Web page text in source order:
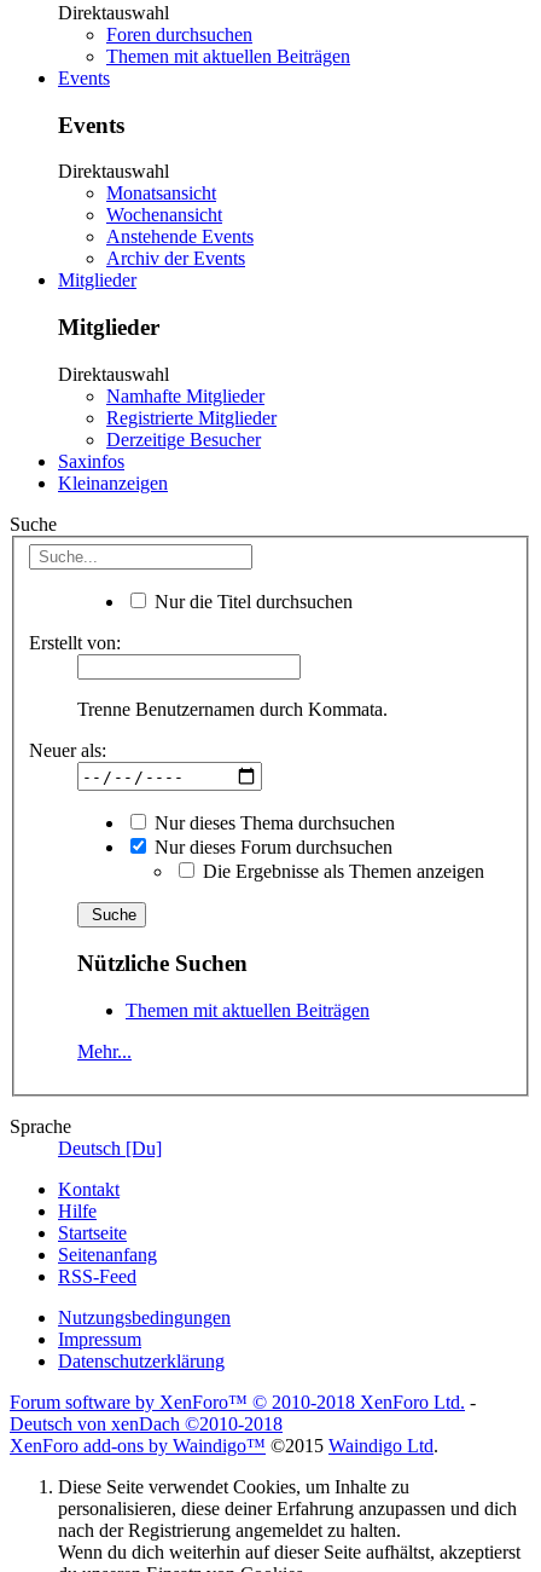
Direktauswahl
Foren durchsuchen
Themen mit aktuellen Beiträgen
Events
Events
Direktauswahl
Monatsansicht
Wochenansicht
Anstehende Events
Archiv der Events
Mitglieder
Mitglieder
Direktauswahl
Namhafte Mitglieder
Registrierte Mitglieder
Derzeitige Besucher
Saxinfos
Kleinanzeigen
Suche
Nur die Titel durchsuchen
Erstellt von:
Trenne Benutzernamen durch Kommata.
Neuer als:
Nur dieses Thema durchsuchen
Nur dieses Forum durchsuchen
Die Ergebnisse als Themen anzeigen
Nützliche Suchen
Themen mit aktuellen Beiträgen
Mehr...
Sprache
Deutsch [Du]
Kontakt
Hilfe
Startseite
Seitenanfang
RSS-Feed
Nutzungsbedingungen
Impressum
Datenschutzerklärung
Forum software by XenForo™ © 2010-2018 XenForo Ltd. -
Deutsch von xenDach ©2010-2018
XenForo add-ons by Waindigo™ ©2015 Waindigo Ltd.
Diese Seite verwendet Cookies, um Inhalte zu
personalisieren, diese deiner Erfahrung anzupassen und dich
nach der Registrierung angemeldet zu halten.
Wenn du dich weiterhin auf dieser Seite aufhältst, akzeptierst